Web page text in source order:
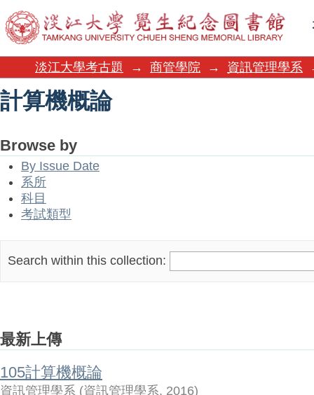
計算機概論
淡江大學考古題 → 商管學院 → 資訊管理學系
計算機概論
Browse by
By Issue Date
系所
科目
考試類型
Search within this collection:
最新上傳
105計算機概論
資訊管理學系 (資訊管理學系, 2016)